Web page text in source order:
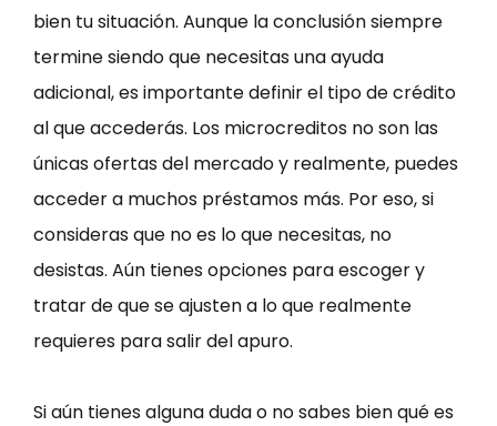
bien tu situación. Aunque la conclusión siempre
termine siendo que necesitas una ayuda
adicional, es importante definir el tipo de crédito
al que accederás. Los microcreditos no son las
únicas ofertas del mercado y realmente, puedes
acceder a muchos préstamos más. Por eso, si
consideras que no es lo que necesitas, no
desistas. Aún tienes opciones para escoger y
tratar de que se ajusten a lo que realmente
requieres para salir del apuro.
Si aún tienes alguna duda o no sabes bien qué es